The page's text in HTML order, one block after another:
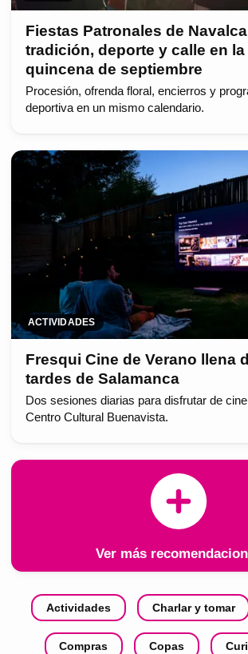
Fiestas Patronales de
tradición, deporte y calle en la
quincena de septiembre
Procesión, ofrenda floral, encierros y
deportiva en un mismo calendario.
ACTIVIDADES
Fresqui Cine de Verano llena
tardes de Salamanca
Dos sesiones diarias para disfrutar de
Centro Cultural Buenavista.
Ver más
Actividades Charlar y tomar
Compras Copas